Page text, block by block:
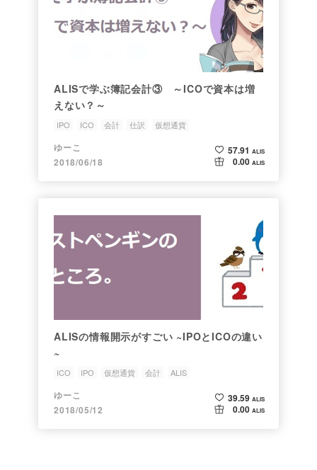
ALISで学ぶ簿記会計③ ～ICOで資本は増
えない？～
IPO ICO 会計 仕訳 仮想通貨
ゆーこ
2018/06/18
57.91 ALIS
0.00 ALIS
ALISの情報開示がすごい ~IPOとICOの違い
~
ICO IPO 仮想通貨 会計 ALIS
ゆーこ
2018/05/12
39.59 ALIS
0.00 ALIS